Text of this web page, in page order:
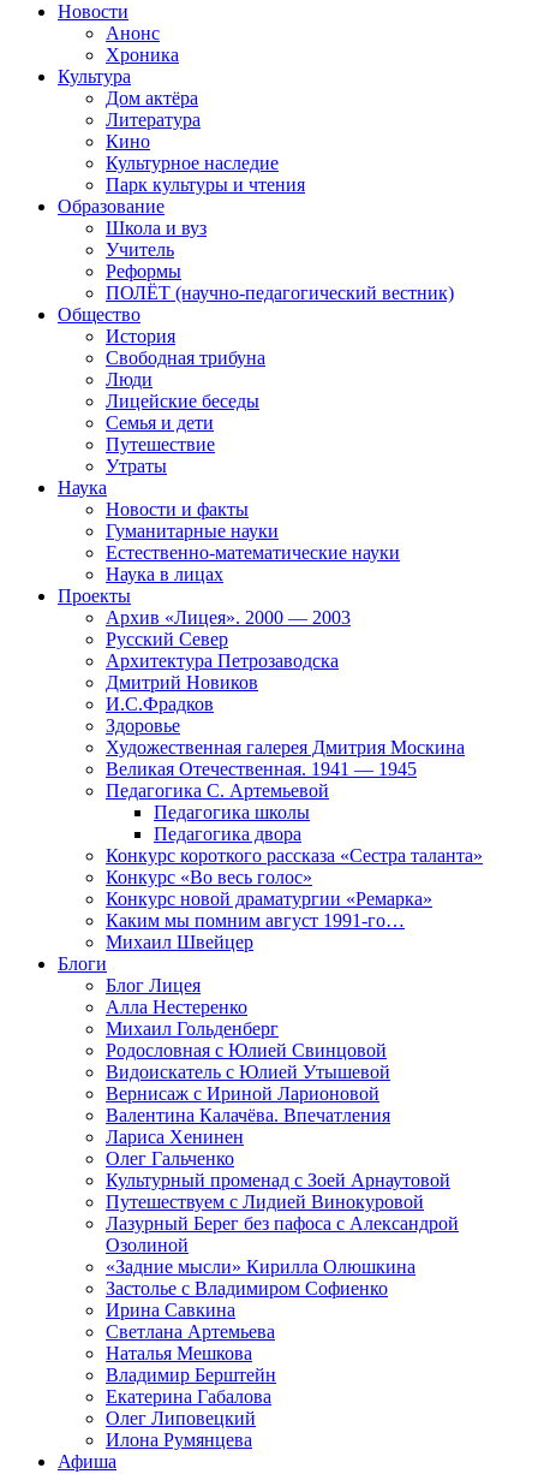
Новости
Анонс
Хроника
Культура
Дом актёра
Литература
Кино
Культурное наследие
Парк культуры и чтения
Образование
Школа и вуз
Учитель
Реформы
ПОЛЁТ (научно-педагогический вестник)
Общество
История
Свободная трибуна
Люди
Лицейские беседы
Семья и дети
Путешествие
Утраты
Наука
Новости и факты
Гуманитарные науки
Естественно-математические науки
Наука в лицах
Проекты
Архив «Лицея». 2000 — 2003
Русский Север
Архитектура Петрозаводска
Дмитрий Новиков
И.С.Фрадков
Здоровье
Художественная галерея Дмитрия Москина
Великая Отечественная. 1941 — 1945
Педагогика С. Артемьевой
Педагогика школы
Педагогика двора
Конкурс короткого рассказа «Сестра таланта»
Конкурс «Во весь голос»
Конкурс новой драматургии «Ремарка»
Каким мы помним август 1991-го…
Михаил Швейцер
Блоги
Блог Лицея
Алла Нестеренко
Михаил Гольденберг
Родословная с Юлией Свинцовой
Видоискатель с Юлией Утышевой
Вернисаж с Ириной Ларионовой
Валентина Калачёва. Впечатления
Лариса Хенинен
Олег Гальченко
Культурный променад с Зоей Арнаутовой
Путешествуем с Лидией Винокуровой
Лазурный Берег без пафоса с Александрой
Озолиной
«Задние мысли» Кирилла Олюшкина
Застолье с Владимиром Софиенко
Ирина Савкина
Светлана Артемьева
Наталья Мешкова
Владимир Берштейн
Екатерина Габалова
Олег Липовецкий
Илона Румянцева
Афиша